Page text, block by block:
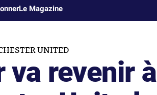
Le Magazine
UNITED
va revenir à